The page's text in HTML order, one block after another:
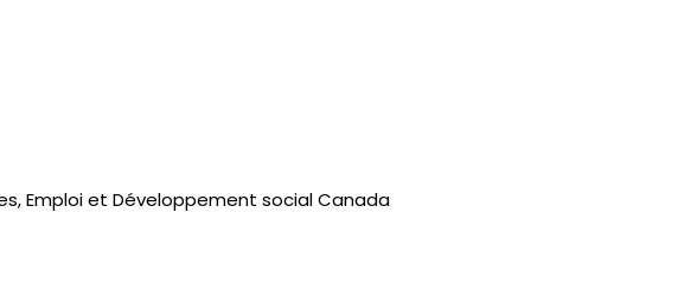
Emploi et Développement social Canada